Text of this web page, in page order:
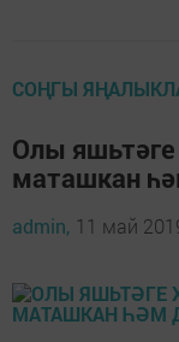
СОҢГЫ
Олы
маташкан
admin, 11 май